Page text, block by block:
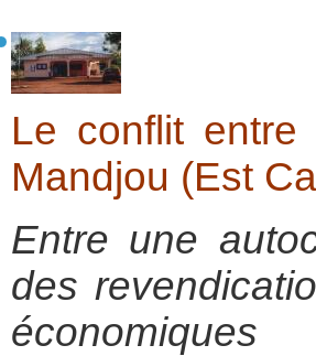
Le conflit
Mandjou (Est
Entre une
des
économiques